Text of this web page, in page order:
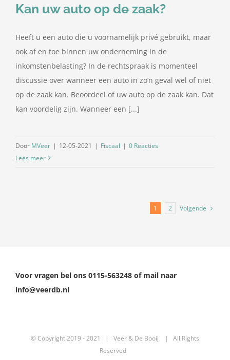
Kan uw auto op de zaak?
Heeft u een auto die u voornamelijk privé gebruikt, maar
ook af en toe binnen uw onderneming in de
inkomstenbelasting? In de rechtspraak is momenteel
discussie over wanneer een auto in zo’n geval wel of niet
op de zaak kan. Beoordeel of uw auto op de zaak kan. Dat
kan voordelig zijn. Wanneer een [...]
Door MVeer | 12-05-2021 | Fiscaal | 0 Reacties
Lees meer
1 2 Volgende
Voor vragen bel ons 0115-563248 of mail naar
info@veerdb.nl
© Copyright 2019 - 2021 | Veer & De Booij | All Rights
Reserved